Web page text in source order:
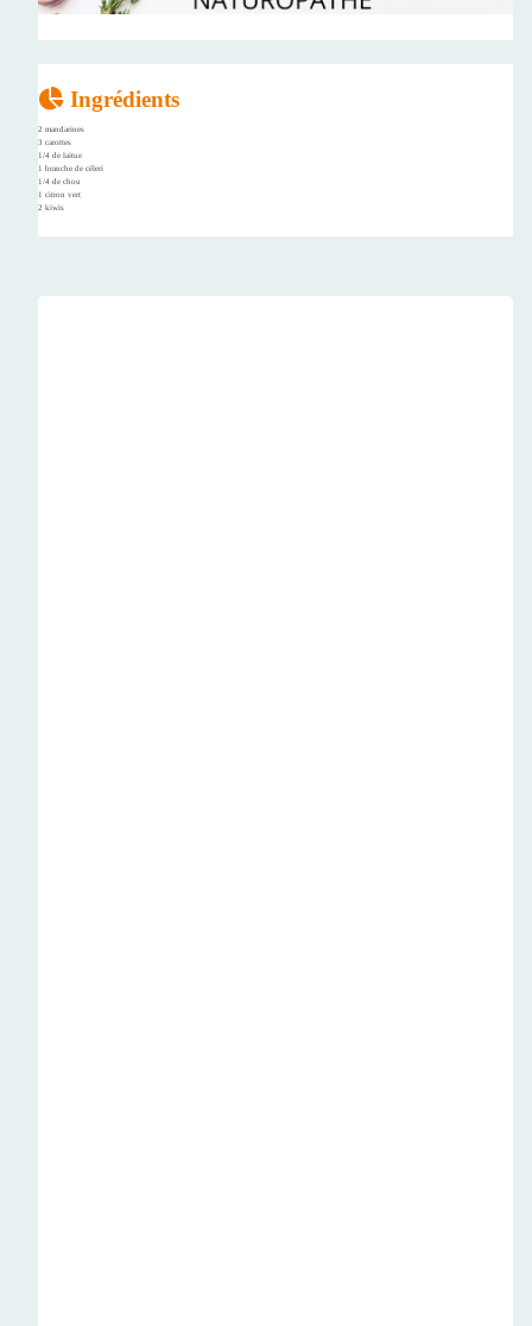
Ingrédients
2 mandarines
3 carottes
1/4 de laitue
1 branche de céleri
1/4 de chou
1 citron vert
2 kiwis